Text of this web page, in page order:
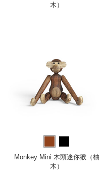
木）
Monkey Mini 木頭迷你猴（柚
木）